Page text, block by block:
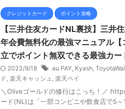
クレジットカード ポイント攻略
【三井住友カードNL裏技】三井
年会費無料化の最強マニュアル
立でポイント無双できる最強カー
2023/9/18 au PAY, Kyash,
ド, 楽天キャッシュ , 楽天ペイ
＼Oliveゴールドの修行はこっち！／
ード(NL)は「一部コンビニや飲食店で5